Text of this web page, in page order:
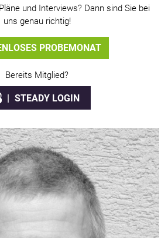
und Interviews? Dann sind Sie bei
uns genau richtig!
PROBEMONAT
Bereits Mitglied?
STEADY LOGIN